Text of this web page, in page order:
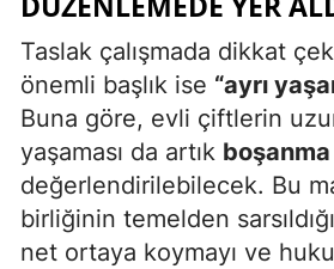
Taslak çalışmada dikkat
önemli başlık ise “ayrı
Buna göre, evli çiftlerin
yaşaması da artık
değerlendirilebilecek. Bu
birliğinin temelden
net ortaya koymayı ve